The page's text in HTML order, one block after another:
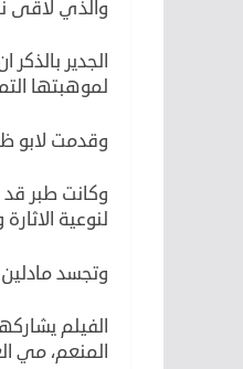
والذي لاقى
الجدير
لموهبتها
وقدمت لابو ظبي ٣٠ حلقة ناجحة من برنامج حمل اسم
وكانت طبر
لنوعية
وتجسد مادلين
الفيلم
المنعم، مي